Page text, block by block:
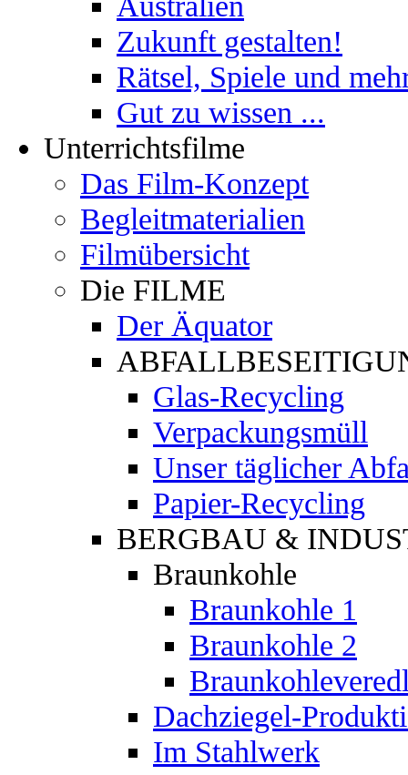
Zukunft gestalten!
Rätsel, Spiele und
Gut zu wissen ...
Unterrichtsfilme
Das Film-Konzept
Begleitmaterialien
Filmübersicht
Die FILME
Der Äquator
Glas-Recycling
Verpackungsmüll
Unser täglicher
Papier-Recycling
BERGBAU &
Braunkohle
Braunkohle 1
Braunkohle 2
Dachziegel-
Im Stahlwerk